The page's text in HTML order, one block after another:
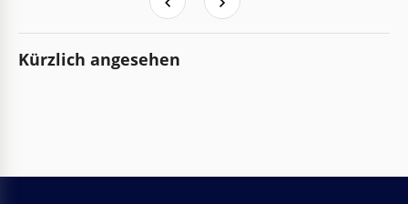
Kürzlich angesehen